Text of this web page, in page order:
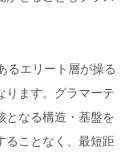
るエリート層が操る
ります。グラマーテ
となる構造・基盤を
ることなく、最短距